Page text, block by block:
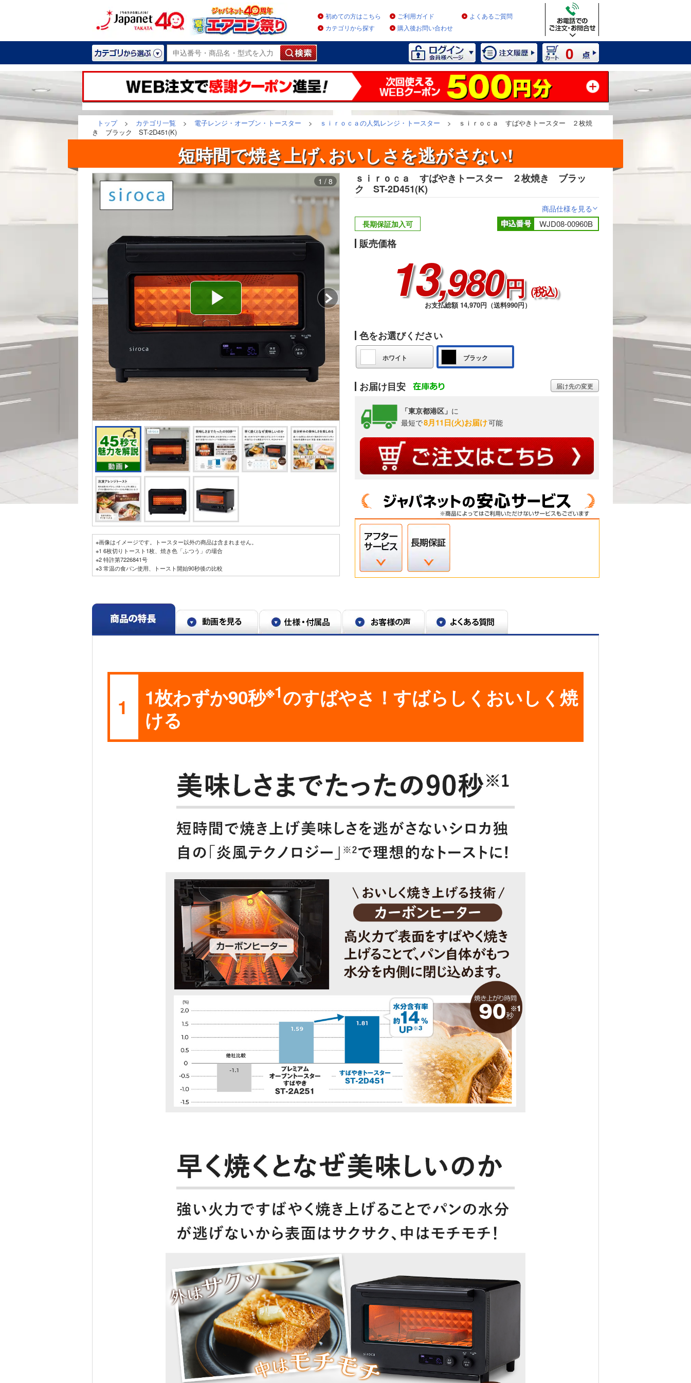
初めての方はこちら ご利用ガイド
よくあるご質問
カテゴリから探す
購入後お問い合わせ
0
トップ > カテゴリ一覧 > 電子レンジ・オーブン・トースター > ｓｉｒｏｃａの人気レンジ・トースター >
ｓｉｒｏｃａ すばやきトースター ２枚焼
き ブラック ST-2D451(K)
短時間で焼き上げ､おいしさを逃がさない!
1 / 8 2 / 8
※画像はイメージです。トースター以外の商品は含まれません。
※1 6枚切りトースト1枚、焼き色「ふつう」の場合
※2 特許第7226841号
※3 常温の食パン使用、トースト開始90秒後の比較
ｓｉｒｏｃａ すばやきトースター ２枚焼き ブラッ
ク ST-2D451(K)
商品仕様を見る>
長期保証加入可 WJD08-00960B
販売価格
13,980円 （税込）
お支払総額 14,970円（送料990円）
色をお選びください
ホワイト ブラック
お届け目安
「東京都港区」 に
最短で8月11日(火)お届け可能
届け先の変更
1 1枚わずか90秒※1のすばやさ！すばらしくおいしく焼
ける